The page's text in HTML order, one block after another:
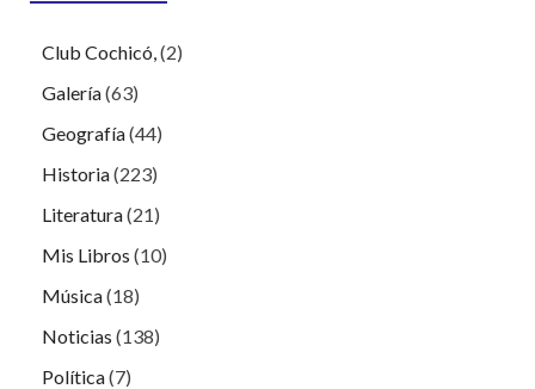
Club Cochicó, (2)
Galería(63)
Geografía(44)
Historia(223)
Literatura(21)
Mis Libros (10)
Música(18)
Noticias (138)
Política(7)